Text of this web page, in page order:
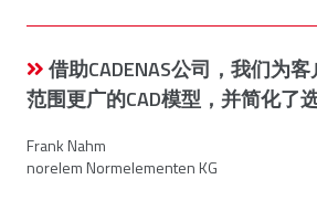
借助CADENAS公司，我们为
范围更广的CAD模型，并简化了
Frank Nahm
norelem Normelementen KG